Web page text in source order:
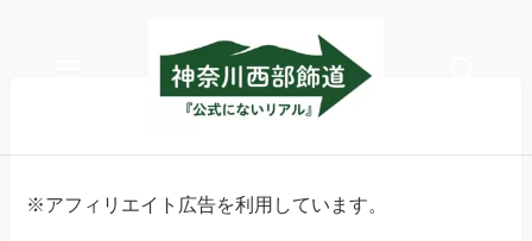
※アフィリエイト広告を利用しています。